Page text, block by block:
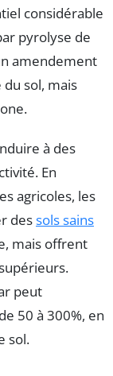
considérable
pyrolyse de
amendement
sol, mais
à des
En
agricoles, les
dessols sains
mais offrent
peut
50 à 300%, en
sol.